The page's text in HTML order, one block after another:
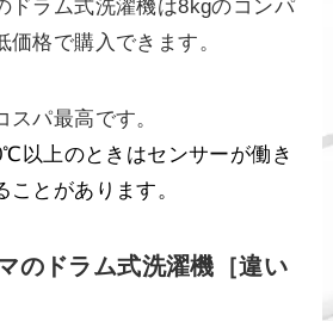
ドラム式洗濯機は8kgのコンパ
格で購入できます。
パ最高です。
上のときはセンサーが働き
とがあります。
のドラム式洗濯機［違い